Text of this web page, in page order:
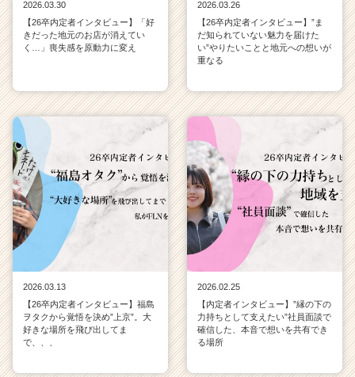
r
C
a
r）
2026.03.30
【26卒内定者インタビュー】「好
きだった地元のお店が消えてい
く…」喪失感を原動力に変え
2026.03.26
【26卒内定者インタビュー】”ま
だ知られていない魅力を届けた
い”やりたいことと地元への想いが
重なる
2026.03.13
【26卒内定者インタビュー】福島
ヲタクから覚悟を決め”上京”。大
好きな場所を飛び出してま
で、、、
2026.02.25
【内定者インタビュー】”縁の下の
力持ちとして支えたい”社員面談で
確信した、本音で想いを共有でき
る場所